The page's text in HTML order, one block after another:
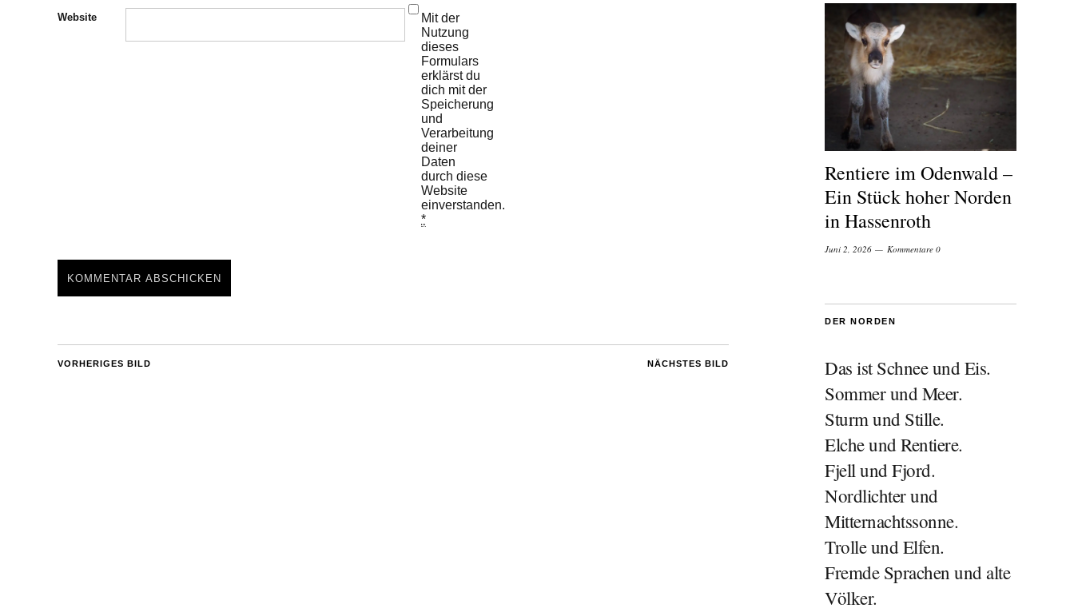
Website
Mit der
Nutzung
dieses
Formulars
erklärst du
dich mit der
Speicherung
und
Verarbeitung
deiner
Daten
durch diese
Website
einverstanden.
*
NÄCHSTES BILD
VORHERIGES BILD
Rentiere im Odenwald –
Ein Stück hoher Norden
in Hassenroth
Juni 2, 2026 Kommentare 0
DER NORDEN
Das ist Schnee und Eis.
Sommer und Meer.
Sturm und Stille.
Elche und Rentiere.
Fjell und Fjord.
Nordlichter und
Mitternachtssonne.
Trolle und Elfen.
Fremde Sprachen und alte
Völker.